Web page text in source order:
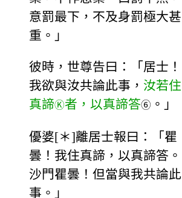
意罰最下，不及身罰極大甚
重。」
彼時，世尊告曰：「居士！
我欲與汝共論此事， 汝若住
真諦Ⓚ者，以真諦答⑥ 。」
優婆[＊]離居士報曰：「瞿
曇！我住真諦，以真諦答。
沙門瞿曇！但當與我共論此
事。」